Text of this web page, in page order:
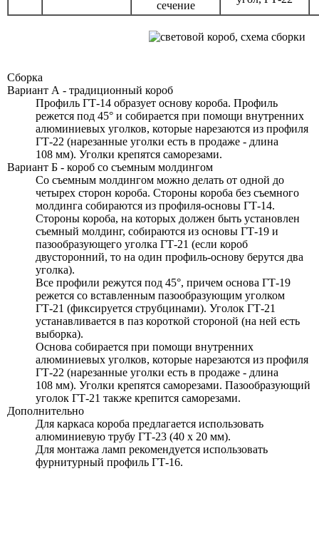
Сборка
Вариант А - традиционный короб
Профиль ГТ-14 образует основу короба. Профиль
режется под 45° и собирается при помощи внутренних
алюминиевых уголков, которые нарезаются из профиля
ГТ-22 (нарезанные уголки есть в продаже - длина
108 мм). Уголки крепятся саморезами.
Вариант Б - короб со съемным молдингом
Со съемным молдингом можно делать от одной до
четырех сторон короба. Стороны короба без съемного
молдинга собираются из профиля-основы ГТ-14.
Стороны короба, на которых должен быть установлен
съемный молдинг, собираются из основы ГТ-19 и
пазообразующего уголка ГТ-21 (если короб
двусторонний, то на один профиль-основу берутся два
уголка).
Все профили режутся под 45°, причем основа ГТ-19
режется со вставленным пазообразующим уголком
ГТ-21 (фиксируется струбцинами). Уголок ГТ-21
устанавливается в паз короткой стороной (на ней есть
выборка).
Основа собирается при помощи внутренних
алюминиевых уголков, которые нарезаются из профиля
ГТ-22 (нарезанные уголки есть в продаже - длина
108 мм). Уголки крепятся саморезами. Пазообразующий
уголок ГТ-21 также крепится саморезами.
Дополнительно
Для каркаса короба предлагается использовать
алюминиевую трубу ГТ-23 (40 х 20 мм).
Для монтажа ламп рекомендуется использовать
фурнитурный профиль ГТ-16.